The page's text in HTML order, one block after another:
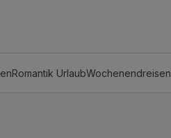
Romantik UrlaubWochenendreisen